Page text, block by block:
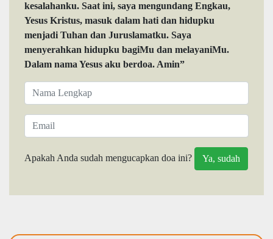
kesalahanku. Saat ini, saya mengundang Engkau,
Yesus Kristus, masuk dalam hati dan hidupku
menjadi Tuhan dan Juruslamatku. Saya
menyerahkan hidupku bagiMu dan melayaniMu.
Dalam nama Yesus aku berdoa. Amin”
Apakah Anda sudah mengucapkan doa ini?